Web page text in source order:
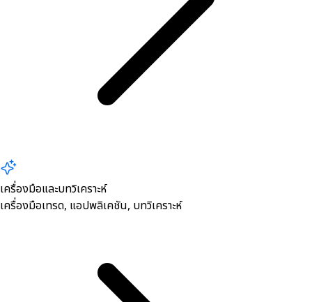
เครื่องมือและบทวิเคราะห์
เครื่องมือเทรด, ​แอปพลิเคชัน, บทวิเคราะห์